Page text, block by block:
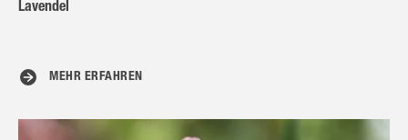
Lavendel
MEHR ERFAHREN